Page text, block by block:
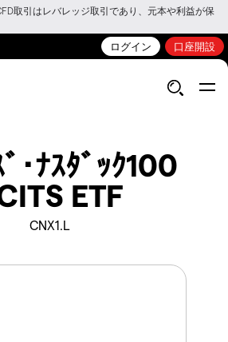
取引はレバレッジ取引であり、元本や利益が保
ログイン 口座開設
･ﾅｽﾀﾞｯｸ100
ETF
CNX1.L